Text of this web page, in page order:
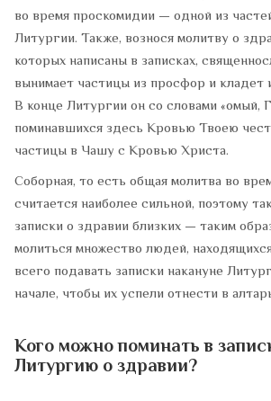
во время проскомидии — одной из
Литургии. Также, вознося молитву о
которых написаны в записках,
вынимает частицы из просфор и кладет
В конце Литургии он со словами «омый,
поминавшихся здесь Кровью Твоею
частицы в Чашу с Кровью Христа.
Соборная, то есть общая молитва во
считается наиболее сильной, поэтому
записки о здравии близких — таким
молиться множество людей,
всего подавать записки накануне
начале, чтобы их успели отнести в
Кого можно поминать в
Литургию о здравии?